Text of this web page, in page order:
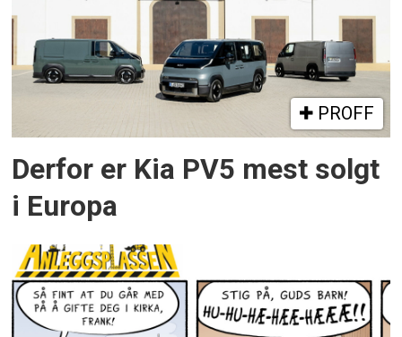
PROFF
Derfor er Kia PV5 mest solgt
i Europa